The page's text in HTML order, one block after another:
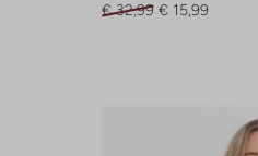
€ 32,99 € 15,99